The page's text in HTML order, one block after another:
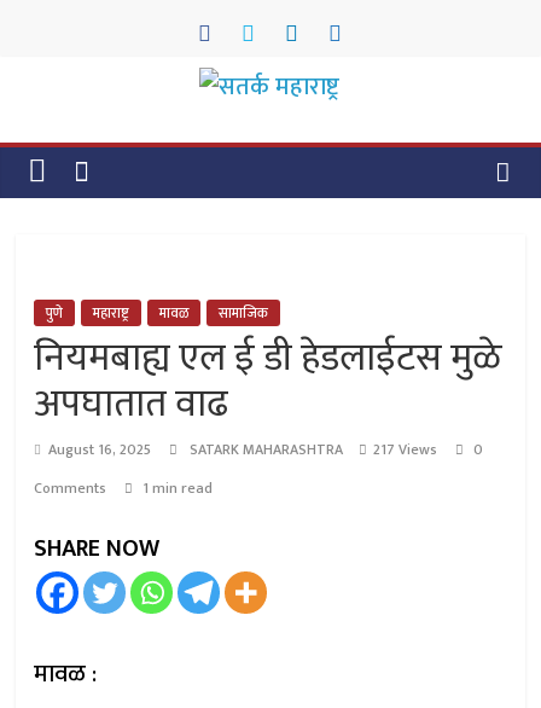
सतर्क
महाराष्ट्र
पुणे महाराष्ट्र मावळ सामाजिक
नियमबाह्य एल ई डी हेडलाईटस मुळे
अपघातात वाढ
August 16, 2025 SATARK MAHARASHTRA 217 Views
0
Comments
1 min read
SHARE NOW
मावळ :